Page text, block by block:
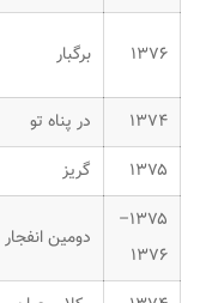
۱۳۷۶ برگبار
۱۳۷۴
در پناه تو
۱۳۷۵
گریز
۱۳۷۵–
۱۳۷۶
دومین انفجار